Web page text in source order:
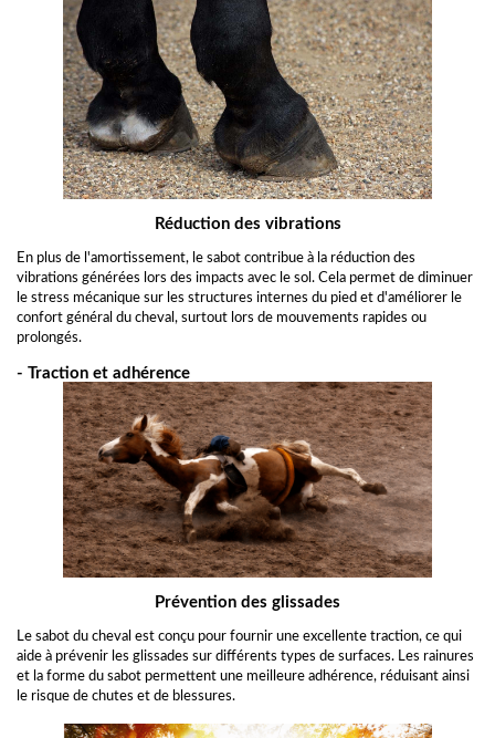
Réduction des vibrations
En plus de l'amortissement, le sabot contribue à la réduction des
vibrations générées lors des impacts avec le sol. Cela permet de diminuer
le stress mécanique sur les structures internes du pied et d'améliorer le
confort général du cheval, surtout lors de mouvements rapides ou
prolongés.
- Traction et adhérence
Prévention des glissades
Le sabot du cheval est conçu pour fournir une excellente traction, ce qui
aide à prévenir les glissades sur différents types de surfaces. Les rainures
et la forme du sabot permettent une meilleure adhérence, réduisant ainsi
le risque de chutes et de blessures.